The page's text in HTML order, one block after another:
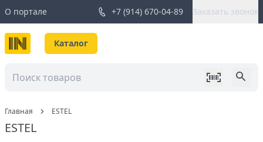
О портале +7 (914) 670-04-89 Заказать звонок
Каталог
Главная ESTEL
ESTEL